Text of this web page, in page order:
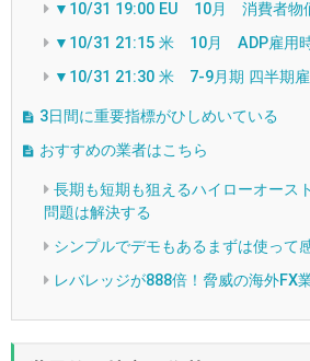
▼10/31 19:00 EU 10月 消費者物
▼10/31 21:15 米 10月 ADP雇用
▼10/31 21:30 米 7-9月期 四半期雇
3日間に重要指標がひしめいている
おすすめの業者はこちら
長期も短期も狙えるハイローオース
問題は解決する
シンプルでデモもあるまずは使って
レバレッジが888倍！脅威の海外FX